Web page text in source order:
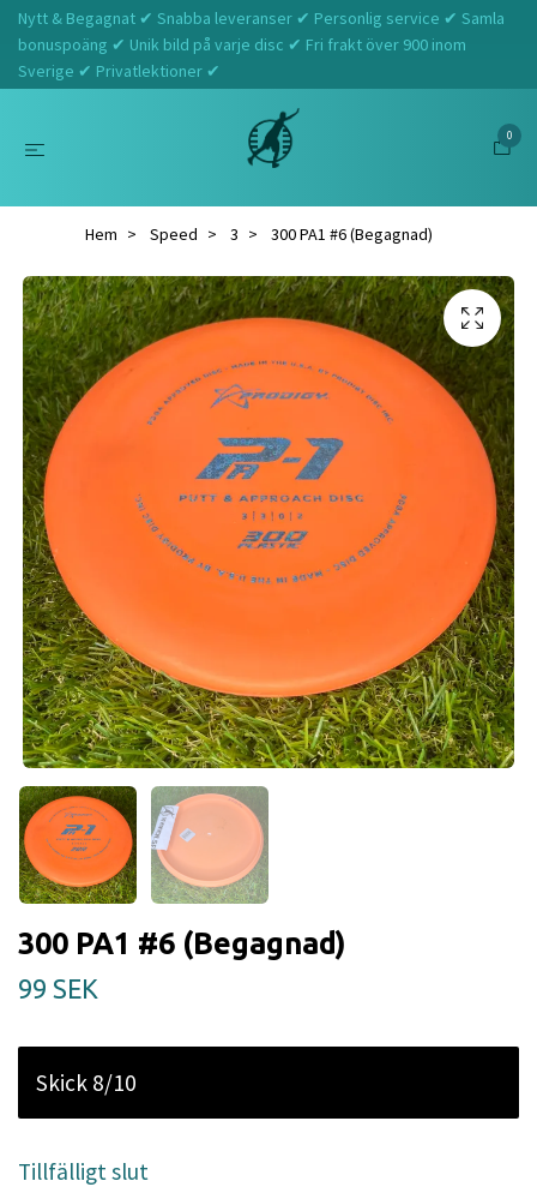
Nytt & Begagnat ✔ Snabba leveranser ✔ Personlig service ✔ Samla
bonuspoäng ✔ Unik bild på varje disc ✔ Fri frakt över 900 inom
Sverige ✔ Privatlektioner ✔
0
Hem Speed 3 300 PA1 #6 (Begagnad)
300 PA1 #6 (Begagnad)
99 SEK
Skick 8/10
Tillfälligt slut